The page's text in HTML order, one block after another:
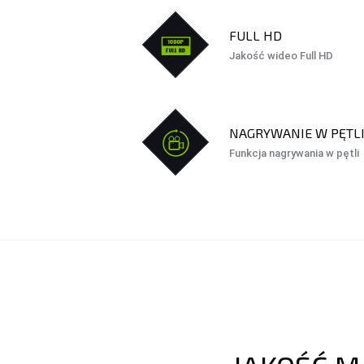
FULL HD
Jakość wideo Full HD
NAGRYWANIE W PĘTLI
Funkcja nagrywania w pętli